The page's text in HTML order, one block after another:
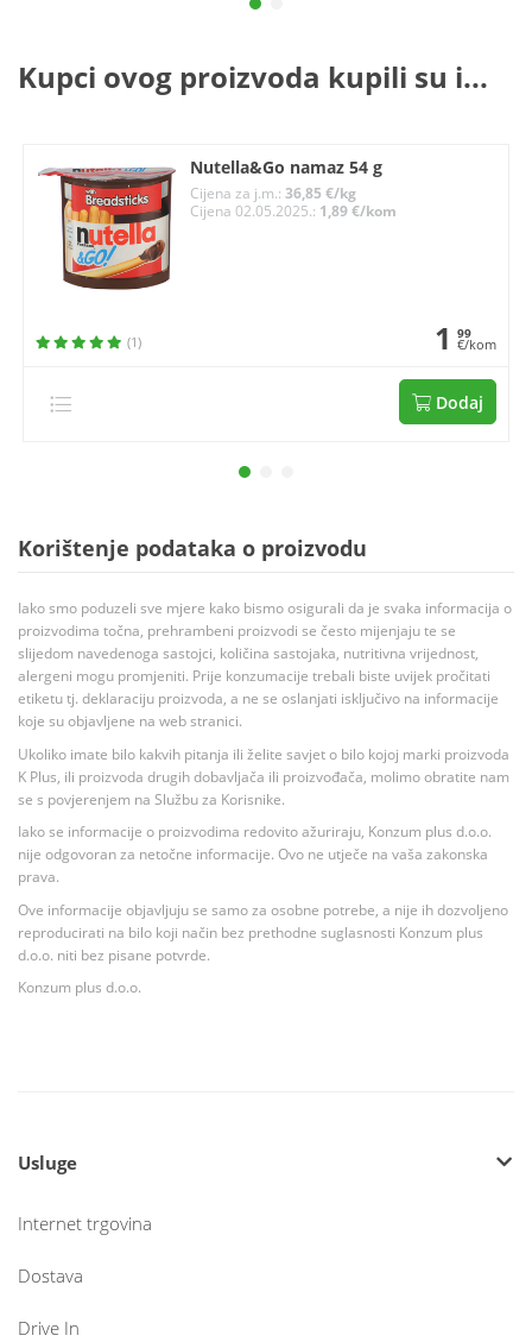
Kupci ovog proizvoda kupili su i...
Nutella&Go namaz 54 g
Cijena za j.m.:36,85 €/kg
Cijena 02.05.2025.: 1,89 €/kom
(1) 1 99
€/kom
Dodaj
Korištenje podataka o proizvodu
Iako smo poduzeli sve mjere kako bismo osigurali da je svaka informacija o
proizvodima točna, prehrambeni proizvodi se često mijenjaju te se
slijedom navedenoga sastojci, količina sastojaka, nutritivna vrijednost,
alergeni mogu promjeniti. Prije konzumacije trebali biste uvijek pročitati
etiketu tj. deklaraciju proizvoda, a ne se oslanjati isključivo na informacije
koje su objavljene na web stranici.
Ukoliko imate bilo kakvih pitanja ili želite savjet o bilo kojoj marki proizvoda
K Plus, ili proizvoda drugih dobavljača ili proizvođača, molimo obratite nam
se s povjerenjem na Službu za Korisnike.
Iako se informacije o proizvodima redovito ažuriraju, Konzum plus d.o.o.
nije odgovoran za netočne informacije. Ovo ne utječe na vaša zakonska
prava.
Ove informacije objavljuju se samo za osobne potrebe, a nije ih dozvoljeno
reproducirati na bilo koji način bez prethodne suglasnosti Konzum plus
d.o.o. niti bez pisane potvrde.
Konzum plus d.o.o.
Usluge
Internet trgovina
Dostava
Drive In